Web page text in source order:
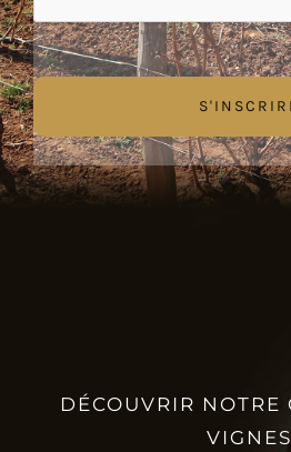
DÉCOUVRIR NOTRE
VIGNES